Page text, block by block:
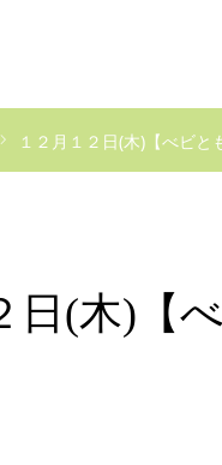
１２月１２日(木)【べビ
日(木)【